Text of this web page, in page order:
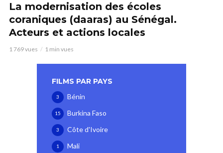
La modernisation des écoles
coraniques (daaras) au Sénégal.
Acteurs et actions locales
1 769 vues 1 min vues
FILMS PAR PAYS
Bénin
3
Burkina Faso
15
Côte d'Ivoire
3
Mali
1